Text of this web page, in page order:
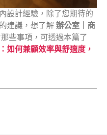
設計經驗，除了您期待的
建議，想了解 辦公室｜商
些事項，可透過本篇了
如何兼顧效率與舒適度，